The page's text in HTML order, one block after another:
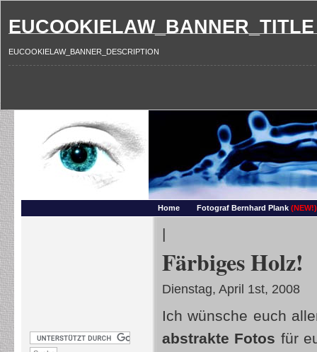
EUCOOKIELAW_BANNER_TITLE
EUCOOKIELAW_BANNER_DESCRIPTION
Home Fotograf Bernhard Plank (NEW!)
|
Färbiges Holz!
Dienstag, April 1st, 2008
Ich wünsche euch
abstrakte Fotos für